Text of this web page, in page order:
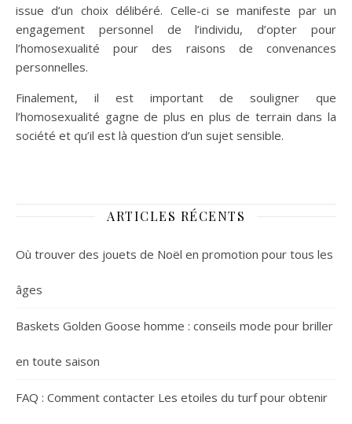
issue d’un choix délibéré. Celle-ci se manifeste par un
engagement personnel de l’individu, d’opter pour
l’homosexualité pour des raisons de convenances
personnelles.
Finalement, il est important de souligner que
l’homosexualité gagne de plus en plus de terrain dans la
société et qu’il est là question d’un sujet sensible.
ARTICLES RÉCENTS
Où trouver des jouets de Noël en promotion pour tous les
âges
Baskets Golden Goose homme : conseils mode pour briller
en toute saison
FAQ : Comment contacter Les etoiles du turf pour obtenir